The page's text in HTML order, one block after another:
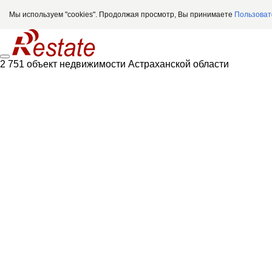
Мы используем "cookies". Продолжая просмотр, Вы принимаете
2 751 объект недвижимости Астраханской области